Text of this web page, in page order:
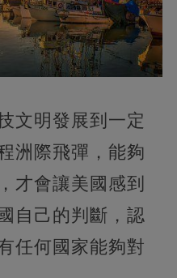
文明發展到一定
洲際飛彈，能夠
才會讓美國感到
自己的判斷，認
任何國家能夠對